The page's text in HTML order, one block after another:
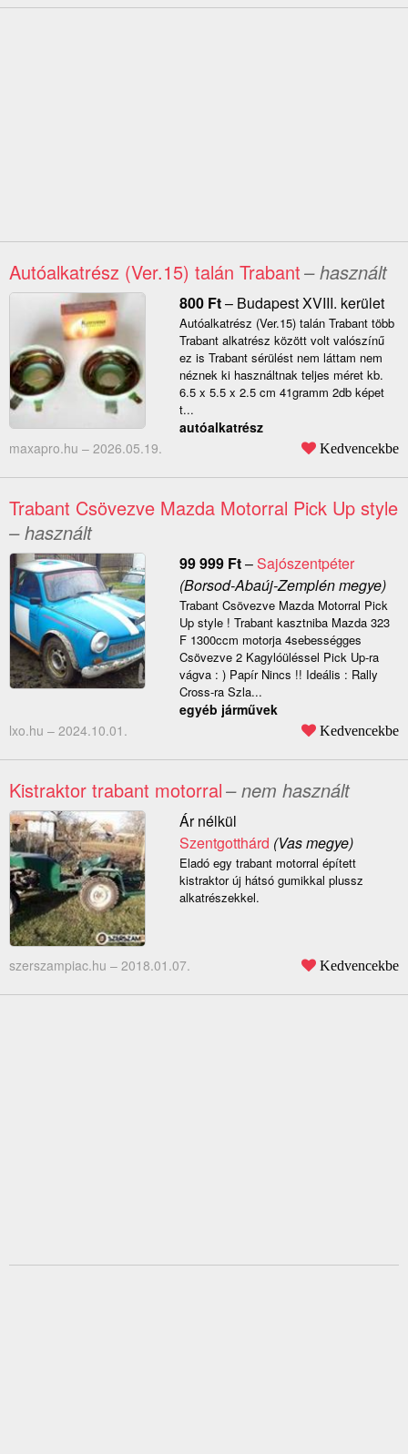
Autóalkatrész (Ver.15) talán Trabant– használt
800 Ft– Budapest XVIII. kerület
Autóalkatrész (Ver.15) talán Trabant több
Trabant alkatrész között volt valószínű
ez is Trabant sérülést nem láttam nem
néznek ki használtnak teljes méret kb.
6.5 x 5.5 x 2.5 cm 41gramm 2db képet
t...
autóalkatrész
maxapro.hu – 2026.05.19. Kedvencekbe
Trabant Csövezve Mazda Motorral Pick Up style
– használt
99 999 Ft–Sajószentpéter
(Borsod-Abaúj-Zemplén megye)
Trabant Csövezve Mazda Motorral Pick
Up style ! Trabant kasztniba Mazda 323
F 1300ccm motorja 4sebességges
Csövezve 2 Kagylóüléssel Pick Up-ra
vágva : ) Papír Nincs !! Ideális : Rally
Cross-ra Szla...
egyéb járművek
lxo.hu – 2024.10.01. Kedvencekbe
Kistraktor trabant motorral– nem használt
Ár nélkül
Szentgotthárd (Vas megye)
Eladó egy trabant motorral épített
kistraktor új hátsó gumikkal plussz
alkatrészekkel.
szerszampiac.hu – 2018.01.07. Kedvencekbe